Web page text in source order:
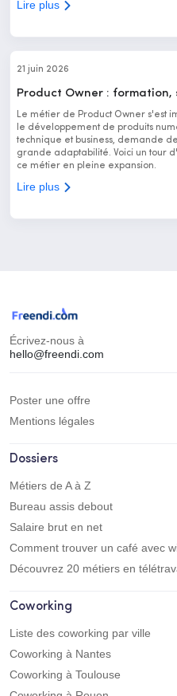
Lire plus
21 juin 2026
Product Owner :
Le métier de Product Owner s'est
le développement de produits
technique et business, demande
grande adaptabilité. Voici un tour
ce métier en pleine expansion.
Lire plus
Écrivez-nous à
hello@freendi.com
Poster une offre
Mentions légales
Dossiers
Métiers de A à Z
Bureau assis debout
Salaire brut en net
Comment trouver un café avec
Découvrez 20 métiers en
Coworking
Liste des coworking par ville
Coworking à Nantes
Coworking à Toulouse